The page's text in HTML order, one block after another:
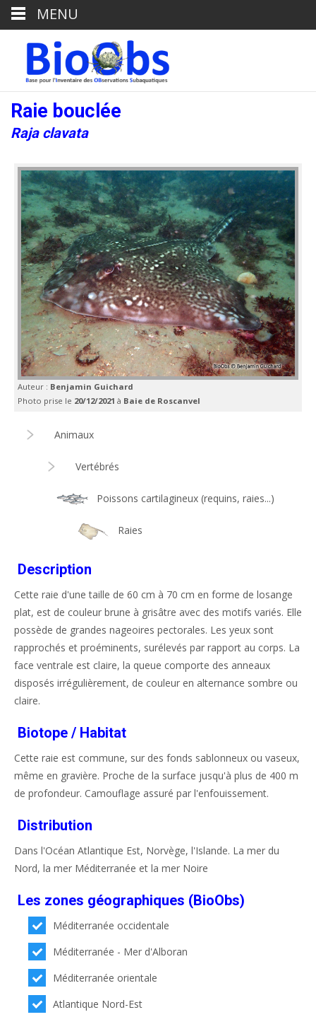
Raie bouclée
Raja clavata
Auteur : Benjamin Guichard
Photo prise le 20/12/2021 à Baie de Roscanvel
Animaux
Vertébrés
Poissons cartilagineux (requins, raies...)
Raies
Description
Cette raie d'une taille de 60 cm à 70 cm en forme de losange
plat, est de couleur brune à grisâtre avec des motifs variés. Elle
possède de grandes nageoires pectorales. Les yeux sont
rapprochés et proéminents, surélevés par rapport au corps. La
face ventrale est claire, la queue comporte des anneaux
disposés irrégulièrement, de couleur en alternance sombre ou
claire.
Biotope / Habitat
Cette raie est commune, sur des fonds sablonneux ou vaseux,
même en gravière. Proche de la surface jusqu'à plus de 400 m
de profondeur. Camouflage assuré par l'enfouissement.
Distribution
Dans l'Océan Atlantique Est, Norvège, l'Islande. La mer du
Nord, la mer Méditerranée et la mer Noire
Les zones géographiques (BioObs)
Méditerranée occidentale
Méditerranée - Mer d'Alboran
Méditerranée orientale
Atlantique Nord-Est
MENU